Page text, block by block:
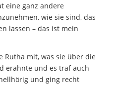
eine ganz andere
wie sie sind, das
lassen – das ist mein
Rutha mit, was sie über die
erahnte und es traf auch
und ging recht